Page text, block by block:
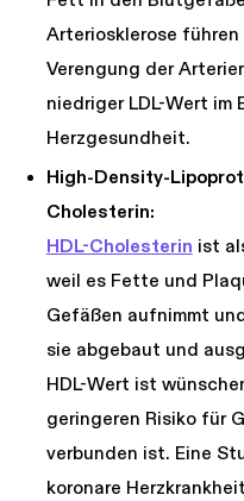
Arteriosklerose
Verengung der
niedriger LDL-Wert
Herzgesundheit.
High-Density-
Cholesterin:
HDL-Cholesterin ist
weil es Fette und
Gefäßen aufnimmt
sie abgebaut und
HDL-Wert ist
geringeren Risiko für
verbunden ist. Eine
koronare